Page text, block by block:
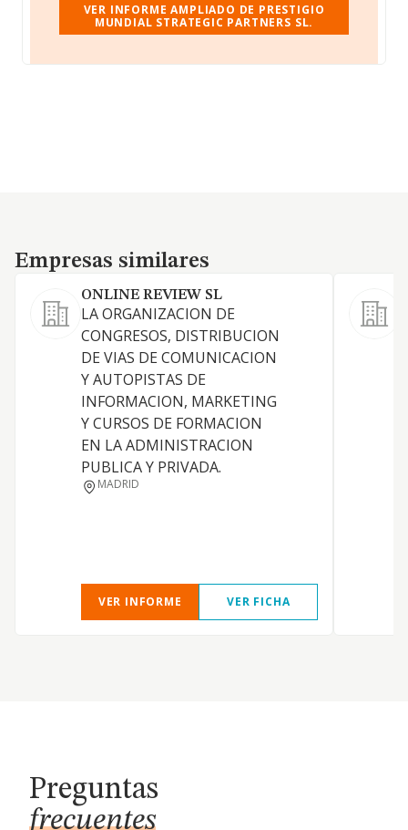
VER INFORME AMPLIADO DE PRESTIGIO
MUNDIAL STRATEGIC PARTNERS SL.
Empresas similares
Empresas similares
ONLINE REVIEW SL
LA ORGANIZACION DE
CONGRESOS, DISTRIBUCION
DE VIAS DE COMUNICACION
Y AUTOPISTAS DE
INFORMACION, MARKETING
Y CURSOS DE FORMACION
EN LA ADMINISTRACION
PUBLICA Y PRIVADA.
MADRID
VER INFORME VER FICHA
Preguntas
frecuentes